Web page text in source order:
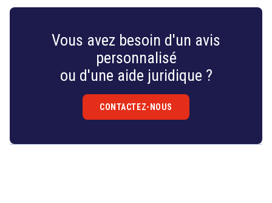
Vous avez besoin d'un avis
personnalisé
ou d'une aide juridique ?
CONTACTEZ-NOUS